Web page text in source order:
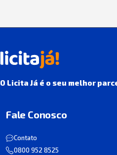
O Licita Já é o seu melhor
Fale Conosco
Contato
0800 952 8525